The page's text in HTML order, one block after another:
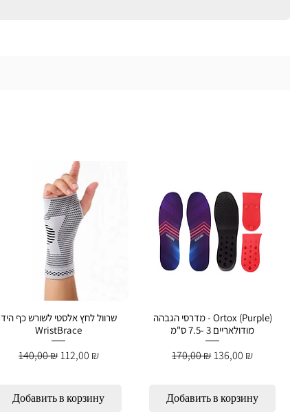
שרוול לחץ אלסטי לשורש כף היד
WristBrace
Обычная цена
140,00 ₪Цена со скидкой
112,00 ₪
Добавить в корзину
מדרסי הגבהה - Ortox (Purple)
מודולאריים 3 -7.5 ס"מ
Обычная цена
170,00 ₪Цена со скидкой
136,00 ₪
Добавить в корзину